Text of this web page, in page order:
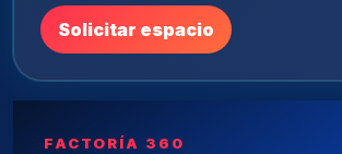
Solicitar espacio
FACTORÍA 360